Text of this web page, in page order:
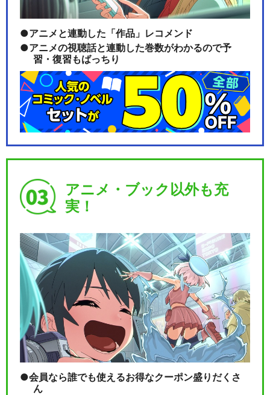
リ☆チャン ～きら…
劇場版 プリパラ＆キラッとプ
リ☆チャン ～きら…
Hello! プリ☆チャンワールド
閉じる
アニメと連動した「作品」レコメンド
アニメの視聴話と連動した巻数がわかるので予
習・復習もばっちり
アニメ・ブック以外も充
実！
会員なら誰でも使えるお得なクーポン盛りだくさ
ん